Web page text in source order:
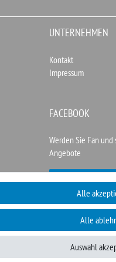
UNTERNEHMEN
Kontakt
Impressum
FACEBOOK
Werden Sie Fan
Angebote
Zur
Alle
Alle
Auswahl